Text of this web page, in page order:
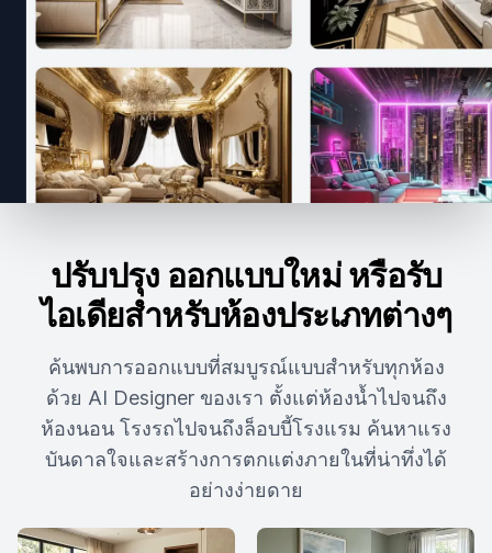
ปรับปรุง ออกแบบใหม่ หรือรับ
ไอเดียสำหรับห้องประเภทต่างๆ
ค้นพบการออกแบบที่สมบูรณ์แบบสำหรับทุกห้อง
ด้วย AI Designer ของเรา ตั้งแต่ห้องน้ำไปจนถึง
ห้องนอน โรงรถไปจนถึงล็อบบี้โรงแรม ค้นหาแรง
บันดาลใจและสร้างการตกแต่งภายในที่น่าทึ่งได้
อย่างง่ายดาย